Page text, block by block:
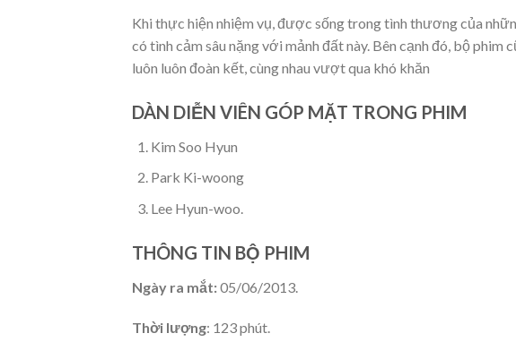
Khi thực hiện nhiệm vụ, được sống trong tình thương của
có tình cảm sâu nặng với mảnh đất này. Bên cạnh đó, bộ
luôn luôn đoàn kết, cùng nhau vượt qua khó khăn
DÀN DIỄN VIÊN GÓP MẶT TRONG PHIM
Kim Soo Hyun
Park Ki-woong
Lee Hyun-woo.
THÔNG TIN BỘ PHIM
Ngày ra mắt:05/06/2013.
Thời lượng: 123 phút.